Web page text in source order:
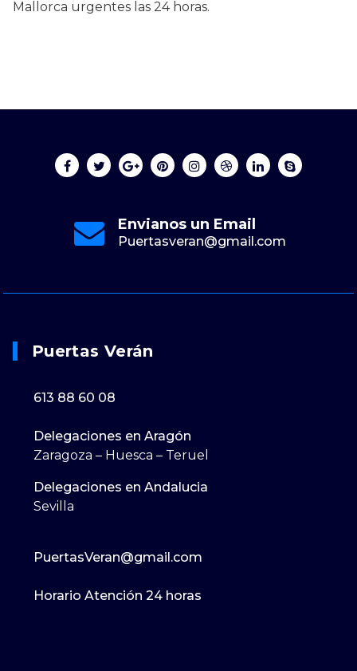
Mallorca urgentes las 24 horas.
Envianos un Email
Puertasveran@gmail.com
Puertas Verán
613 88 60 08
Delegaciones en Aragón
Zaragoza – Huesca – Teruel
Delegaciones en Andalucia
Sevilla
PuertasVeran@gmail.com
Horario Atención 24 horas